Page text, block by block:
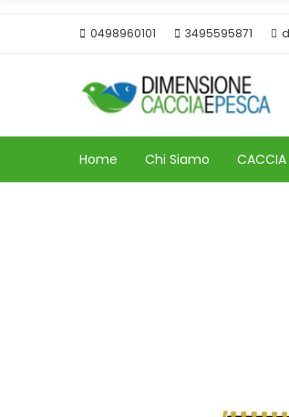
0498960101 3495595871
Home Chi Siamo CACCIA